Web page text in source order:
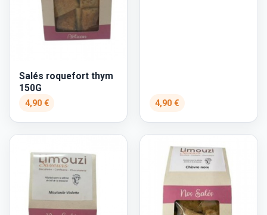
Salés roquefort thym
150G
4,90 € 4,90 €